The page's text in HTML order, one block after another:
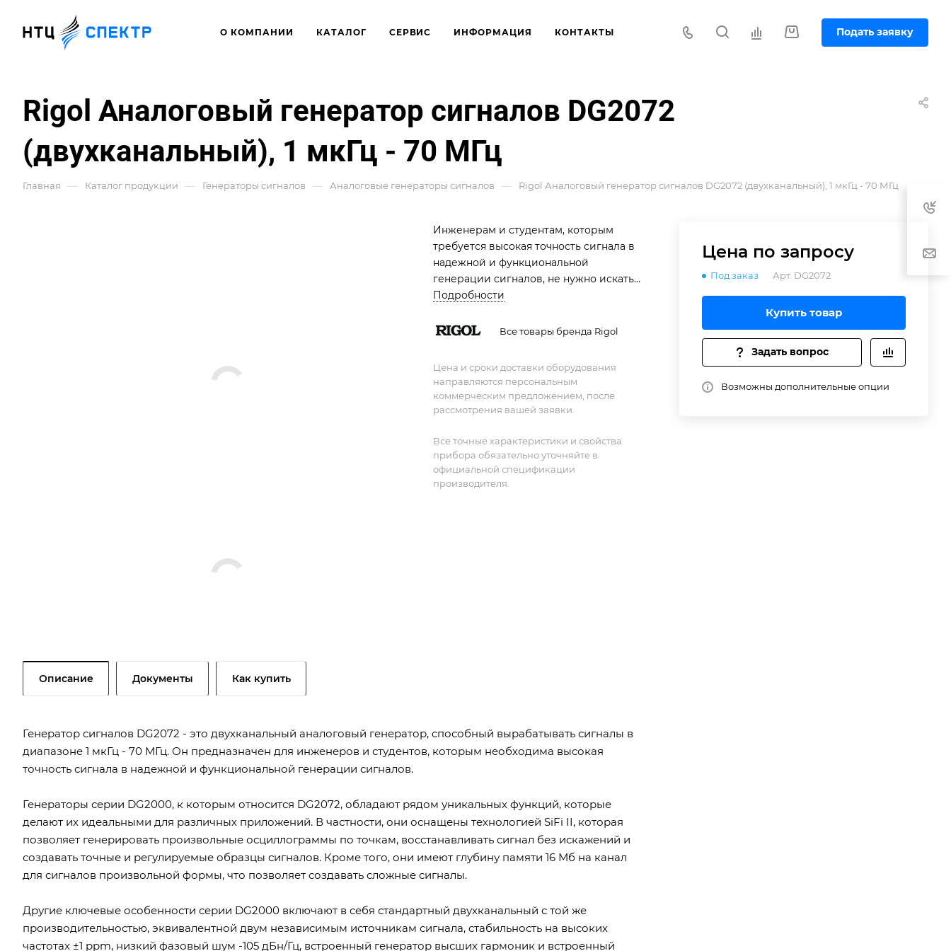
О КОМПАНИИ КАТАЛОГ СЕРВИС ИНФОРМАЦИЯ КОНТАКТЫ Подать заявку
Rigol Аналоговый генератор сигналов DG2072
(двухканальный), 1 мкГц - 70 МГц
Главная — Каталог продукции — Генераторы сигналов — Аналоговые генераторы сигналов — Rigol Аналоговый генератор сигналов DG2072 (двухканальный), 1 мкГц - 70 МГц
Цена по запросу
Под заказ Арт. DG2072
Купить товар
Задать вопрос
Возможны дополнительные опции
Инженерам и студентам, которым
требуется высокая точность сигнала в
надежной и функциональной
генерации сигналов, не нужно искать
ничего другого, кроме генераторов
Подробности
Все товары бренда Rigol
Цена и сроки доставки оборудования
направляются персональным
коммерческим предложением, после
рассмотрения вашей заявки.
Все точные характеристики и свойства
прибора обязательно уточняйте в
официальной спецификации
производителя.
Описание Документы Как купить
Генератор сигналов DG2072 - это двухканальный аналоговый генератор, способный вырабатывать сигналы в
диапазоне 1 мкГц - 70 МГц. Он предназначен для инженеров и студентов, которым необходима высокая
точность сигнала в надежной и функциональной генерации сигналов.
Генераторы серии DG2000, к которым относится DG2072, обладают рядом уникальных функций, которые
делают их идеальными для различных приложений. В частности, они оснащены технологией SiFi II, которая
позволяет генерировать произвольные осциллограммы по точкам, восстанавливать сигнал без искажений и
создавать точные и регулируемые образцы сигналов. Кроме того, они имеют глубину памяти 16 Мб на канал
для сигналов произвольной формы, что позволяет создавать сложные сигналы.
Другие ключевые особенности серии DG2000 включают в себя стандартный двухканальный с той же
производительностью, эквивалентной двум независимым источникам сигнала, стабильность на высоких
частотах ±1 ppm, низкий фазовый шум -105 дБн/Гц, встроенный генератор высших гармоник и встроенный